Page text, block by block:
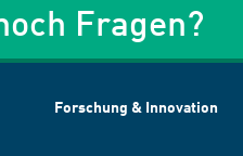
Fragen?
Forschung & Innovation